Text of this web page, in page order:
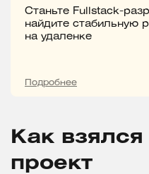
Станьте Fullstack-
найдите стабильную
на удаленке
Подробнее
Как
проект